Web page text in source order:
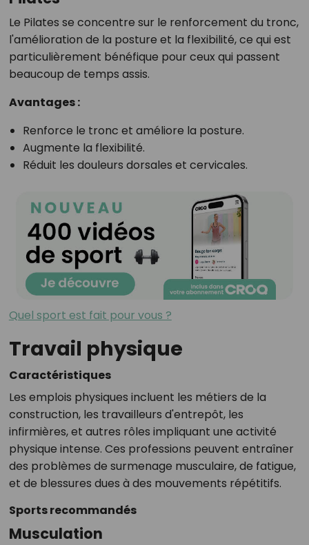
Le Pilates se concentre sur le renforcement du tronc,
l'amélioration de la posture et la flexibilité, ce qui est
particulièrement bénéfique pour ceux qui passent
beaucoup de temps assis.
Avantages :
Renforce le tronc et améliore la posture.
Augmente la flexibilité.
Réduit les douleurs dorsales et cervicales.
Quel sport est fait pour vous ?
Travail physique
Caractéristiques
Les emplois physiques incluent les métiers de la
construction, les travailleurs d'entrepôt, les
infirmières, et autres rôles impliquant une activité
physique intense. Ces professions peuvent entraîner
des problèmes de surmenage musculaire, de fatigue,
et de blessures dues à des mouvements répétitifs.
Sports recommandés
Musculation